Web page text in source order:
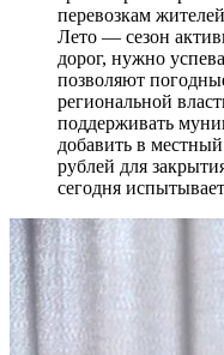
перевозкам
Лето — сезон
дорог, нужно
позволяют
региональной
поддерживать
добавить в
рублей для
сегодня